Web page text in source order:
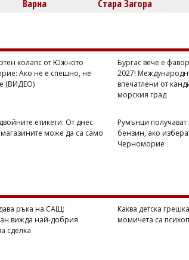
Варна Стара Загора
колапс от Южното
Ако не е спешно, не
(ВИДЕО)
Бургас вече е
2027!
впечатлени от
морския град
етикети: От днес
магазините може да са само
Румънци получават
бензин, ако
Черноморие
ръка на САЩ:
вижда най-добрия
сделка
Каква детска
момичета са